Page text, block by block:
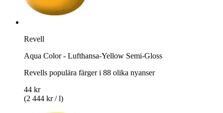
Revell
Aqua Color - Lufthansa-Yellow Semi-Gloss
Revells populära färger i 88 olika nyanser
44 kr
(2 444 kr / l)